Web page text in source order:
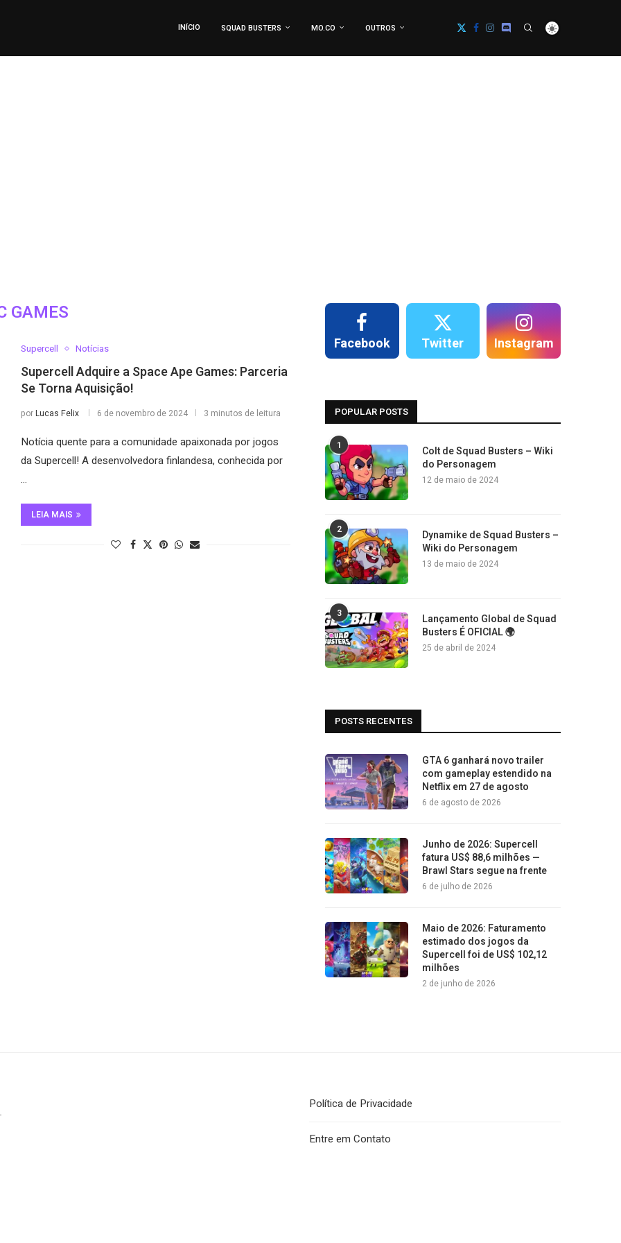
INÍCIO SQUAD BUSTERS MO.CO OUTROS
GAMES
Supercell Notícias
Supercell Adquire a Space Ape Games: Parceria
Se Torna Aquisição!
porLucas Felix 6 de novembro de 2024 3 minutos de leitura
Notícia quente para a comunidade apaixonada por jogos
da Supercell! A desenvolvedora finlandesa, conhecida por
…
LEIA MAIS
Facebook Twitter Instagram
POPULAR POSTS
1
Colt de Squad Busters – Wiki
do Personagem
12 de maio de 2024
2
Dynamike de Squad Busters –
Wiki do Personagem
13 de maio de 2024
3
Lançamento Global de Squad
Busters É OFICIAL 🌍
25 de abril de 2024
POSTS RECENTES
GTA 6 ganhará novo trailer
com gameplay estendido na
Netflix em 27 de agosto
6 de agosto de 2026
Junho de 2026: Supercell
fatura US$ 88,6 milhões —
Brawl Stars segue na frente
6 de julho de 2026
Maio de 2026: Faturamento
estimado dos jogos da
Supercell foi de US$ 102,12
milhões
2 de junho de 2026
Política de Privacidade
Entre em Contato